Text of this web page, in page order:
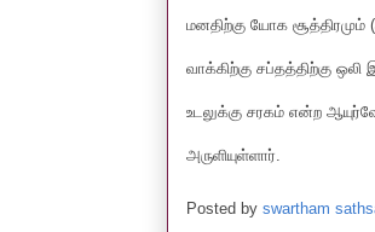
மனதிற்கு யோக
வாக்கிற்கு சப்தத்திற்கு
உடலுக்கு சரகம் என்ற
அருளியுள்ளார்.
Posted by swartham